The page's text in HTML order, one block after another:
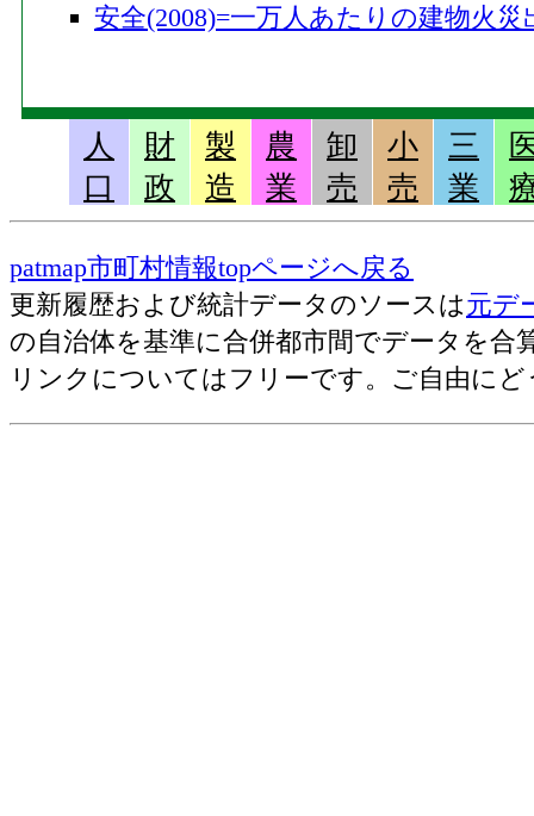
安全(2008)=一万人あたりの建物火災
人
口
財
政
製
造
農
業
卸
売
小
売
三
業
patmap市町村情報topページへ戻る
更新履歴および統計データのソースは元デ
の自治体を基準に合併都市間でデータを合
リンクについてはフリーです。ご自由にど